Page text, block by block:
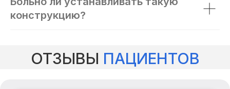
конструкцию?
ОТЗЫВЫ ПАЦИЕНТОВ